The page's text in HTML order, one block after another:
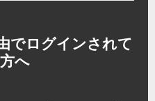
でログインされて
へ